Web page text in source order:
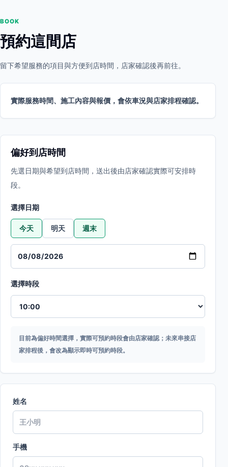
BOOK
預約這間店
留下希望服務的項目與方便到店時間，店家確認後再前往。
實際服務時間、施工內容與報價，會依車況與店家排程確認。
偏好到店時間
先選日期與希望到店時間，送出後由店家確認實際可安排時
段。
選擇日期
今天 明天 週末
選擇時段
目前為偏好時間選擇，實際可預約時段會由店家確認；未來串接店
家排程後，會改為顯示即時可預約時段。
姓名
手機